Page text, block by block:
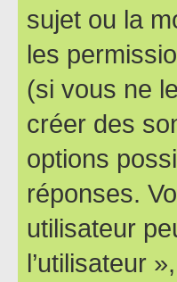
sujet ou la
les
(si vous ne
créer des
options
réponses.
utilisateur
l’utilisateur